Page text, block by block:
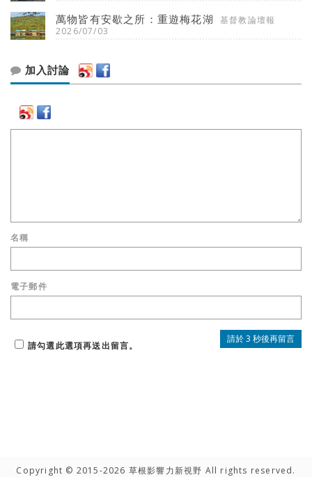
萬物皆有安歇之所：重遊梅花湖
基督教論壇報
2026/07/03
加入討論
名稱
電子郵件
請勾選此選項再送出留言。
Copyright © 2015-2026 草根影響力新視野 All rights reserved.